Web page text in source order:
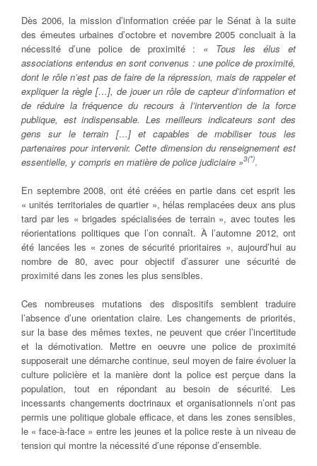
Dès 2006, la mission d’information créée par le Sénat à la suite
des émeutes urbaines d’octobre et novembre 2005 concluait à la
nécessité d’une police de proximité : « Tous les élus et
associations entendus en sont convenus : une police de proximité,
dont le rôle n’est pas de faire de la répression, mais de rappeler et
expliquer la règle […], de jouer un rôle de capteur d’information et
de réduire la fréquence du recours à l’intervention de la force
publique, est indispensable. Les meilleurs indicateurs sont des
gens sur le terrain […] et capables de mobiliser tous les
partenaires pour intervenir. Cette dimension du renseignement est
essentielle, y compris en matière de police judiciaire »3(*).
En septembre 2008, ont été créées en partie dans cet esprit les
« unités territoriales de quartier », hélas remplacées deux ans plus
tard par les « brigades spécialisées de terrain », avec toutes les
réorientations politiques que l’on connaît. À l’automne 2012, ont
été lancées les « zones de sécurité prioritaires », aujourd’hui au
nombre de 80, avec pour objectif d’assurer une sécurité de
proximité dans les zones les plus sensibles.
Ces nombreuses mutations des dispositifs semblent traduire
l’absence d’une orientation claire. Les changements de priorités,
sur la base des mêmes textes, ne peuvent que créer l’incertitude
et la démotivation. Mettre en oeuvre une police de proximité
supposerait une démarche continue, seul moyen de faire évoluer la
culture policière et la manière dont la police est perçue dans la
population, tout en répondant au besoin de sécurité. Les
incessants changements doctrinaux et organisationnels n’ont pas
permis une politique globale efficace, et dans les zones sensibles,
le « face-à-face » entre les jeunes et la police reste à un niveau de
tension qui montre la nécessité d’une réponse d’ensemble.